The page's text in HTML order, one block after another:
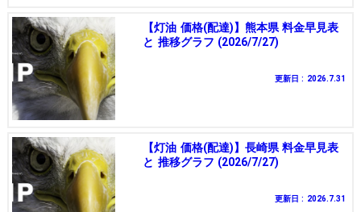
【灯油 価格(配達)】熊本県 料金早見表
と 推移グラフ (2026/7/27)
更新日 : 2026.7.31
【灯油 価格(配達)】長崎県 料金早見表
と 推移グラフ (2026/7/27)
更新日 : 2026.7.31